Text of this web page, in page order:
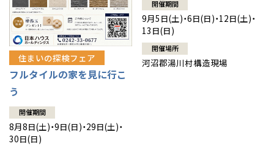
住まいの探検フェア
フルタイルの家を見に行こ
う
開催期間
8月8日(土)・9日(日)・29日(土)・
30日(日)
開催期間
9月5日(土)・6日(日)・12日(土)・
13日(日)
開催場所
河沼郡湯川村構造現場